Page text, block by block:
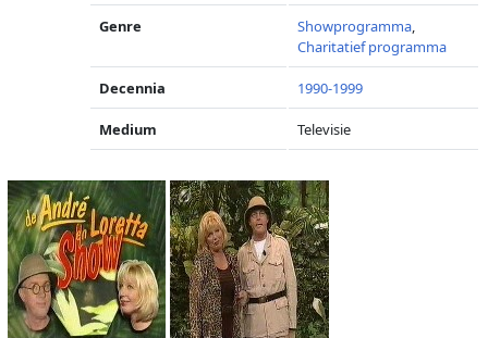
Genre Showprogramma,
Charitatief programma
Decennia 1990-1999
Medium Televisie